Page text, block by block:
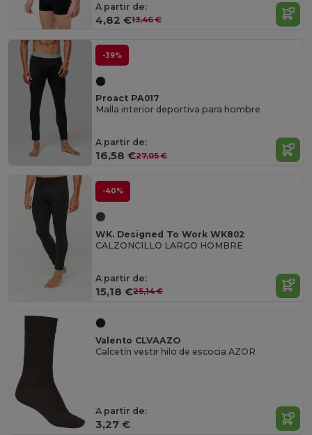
A partir de:
4,82 €13,46 €
-39%
Proact PA017
Malla interior deportiva para hombre
A partir de:
16,58 €27,05 €
-40%
WK. Designed To Work WK802
CALZONCILLO LARGO HOMBRE
A partir de:
15,18 €25,14 €
Valento CLVAAZO
Calcetín vestir hilo de escocia AZOR
A partir de:
3,27 €